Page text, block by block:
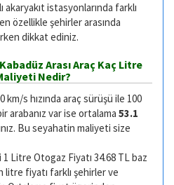
akaryakıt istasyonlarında farklı
özellikle şehirler arasında
dikkat ediniz.
Arası Araç Kaç Litre
Nedir?
s hızında araç sürüşü ile 100
arabanız var ise ortalama 53.1
Bu seyahatin maliyeti size
Litre Otogaz Fiyatı 34.68 TL baz
litre fiyatı farklı şehirler ve